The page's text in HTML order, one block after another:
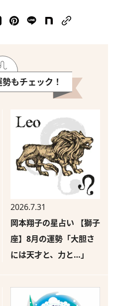
もチェック！
2026.7.31
岡本翔子の星占い 【獅子
座】8月の運勢「大胆さ
には天才と、力と…」